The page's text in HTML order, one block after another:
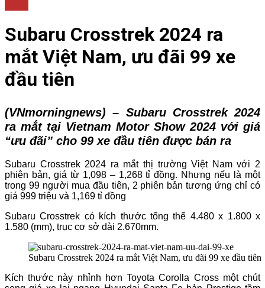
Subaru Crosstrek 2024 ra
mắt Việt Nam, ưu đãi 99 xe
đầu tiên
(VNmorningnews) – Subaru Crosstrek 2024
ra mắt tại Vietnam Motor Show 2024 với giá
“ưu đãi” cho 99 xe đầu tiên được bán ra
Subaru Crosstrek2024 ra mắt thị trường Việt Nam với 2
phiên bản, giá từ 1,098 – 1,268 tỉ đồng. Nhưng nếu là một
trong 99 người mua đầu tiên, 2 phiên bản tương ứng chỉ có
giá 999 triệu và 1,169 tỉ đồng
Subaru Crosstrek có kích thước tổng thể 4.480 x 1.800 x
1.580 (mm), trục cơ sở dài 2.670mm.
Subaru Crosstrek 2024 ra mắt Việt Nam, ưu đãi 99 xe đầu tiên
Kích thước này nhỉnh hơn Toyota Corolla Cross một chút